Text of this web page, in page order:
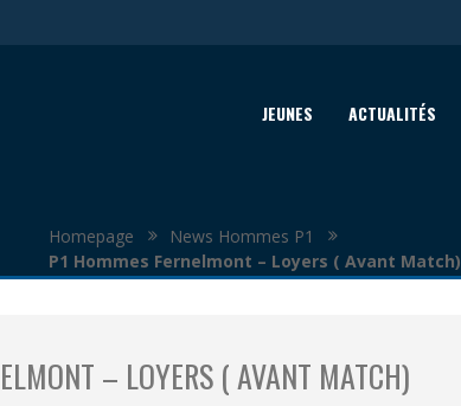
JEUNES ACTUALITÉS
Homepage
News Hommes P1
P1 Hommes Fernelmont – Loyers ( Avant Match)
– LOYERS ( AVANT MATCH)